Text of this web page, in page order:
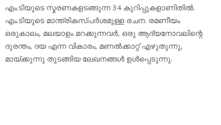
എം.ടിയുടെ സ്മരണകളടങ്ങുന്ന 34 കുറിപ്പുകളാണിതില്‍.
എം.ടിയുടെ മാന്ത്രികസ്പര്‍ശമുള്ള രചന. രമണീയം
ഒരുകാലം, മലയാളം മറക്കുന്നവര്‍, ഒരു ആദ്യനോവലിന്റെ
ദുരന്തം, ദയ എന്ന വികാരം, മണല്‍ക്കാറ്റ് എഴുതുന്നു,
മായ്ക്കുന്നു തുടങ്ങിയ ലേഖനങ്ങള്‍ ഉള്‍പ്പെടുന്നു.